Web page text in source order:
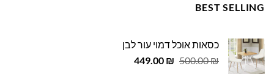
BEST SELLING
כסאות אוכל דמוי עור לבן
500.00₪
המחיר
449.00 ₪
המחיר